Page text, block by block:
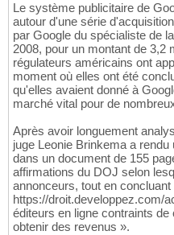
Le système publicitaire de
autour d'une série
par Google du spécialiste de
2008, pour un montant de 3,2
régulateurs américains ont
moment où elles ont été
qu'elles avaient donné à
marché vital pour de
Après avoir longuement
juge Leonie Brinkema a
dans un document de 155
affirmations du DOJ selon
annonceurs, tout en concluant
https://droit.developpez.com/
éditeurs en ligne contraints
obtenir des revenus ».